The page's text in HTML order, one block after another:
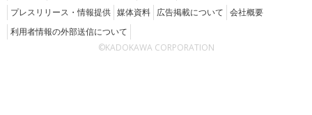
プレスリリース・情報提供 媒体資料 広告掲載について 会社概要
利用者情報の外部送信について
©KADOKAWA CORPORATION